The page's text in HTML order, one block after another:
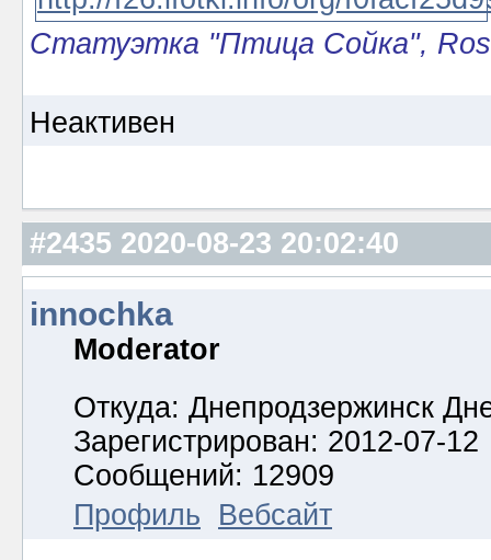
Статуэтка "Птица Сойка",
Неактивен
#2435 2020-08-23 20:02:40
innochka
Moderator
Откуда: Днепродзержинск
Зарегистрирован: 2012-07-12
Сообщений: 12909
Профиль
Вебсайт